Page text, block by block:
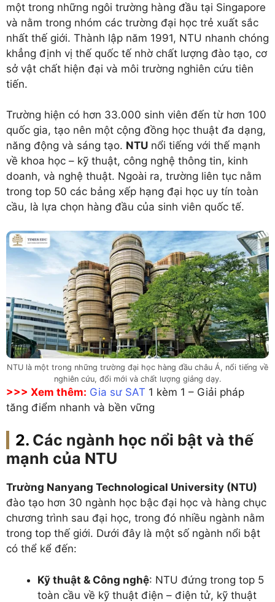
một trong những ngôi trường hàng đầu tại Singapore
và nằm trong nhóm các trường đại học trẻ xuất sắc
nhất thế giới. Thành lập năm 1991, NTU nhanh chóng
khẳng định vị thế quốc tế nhờ chất lượng đào tạo, cơ
sở vật chất hiện đại và môi trường nghiên cứu tiên
tiến.
Trường hiện có hơn 33.000 sinh viên đến từ hơn 100
quốc gia, tạo nên một cộng đồng học thuật đa dạng,
năng động và sáng tạo. NTU nổi tiếng với thế mạnh
về khoa học – kỹ thuật, công nghệ thông tin, kinh
doanh, và nghệ thuật. Ngoài ra, trường liên tục nằm
trong top 50 các bảng xếp hạng đại học uy tín toàn
cầu, là lựa chọn hàng đầu của sinh viên quốc tế.
NTU là một trong những trường đại học hàng đầu châu Á, nổi tiếng về
nghiên cứu, đổi mới và chất lượng giảng dạy.
>>> Xem thêm: Gia sư SAT 1 kèm 1 – Giải pháp
tăng điểm nhanh và bền vững
Các ngành học nổi bật và thế
mạnh của NTU
Trường Nanyang Technological University (NTU)
đào tạo hơn 30 ngành học bậc đại học và hàng chục
chương trình sau đại học, trong đó nhiều ngành nằm
trong top thế giới. Dưới đây là một số ngành nổi bật
có thể kể đến:
Kỹ thuật & Công nghệ: NTU đứng trong top 5
toàn cầu về kỹ thuật điện – điện tử, kỹ thuật